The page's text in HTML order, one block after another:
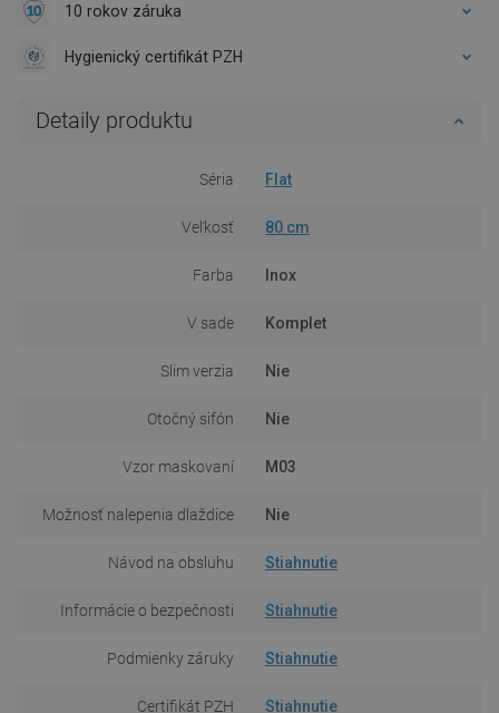
10 rokov záruka
Hygienický certifikát PZH
Detaily produktu
Séria Flat
Veľkosť 80 cm
Farba Inox
V sade Komplet
Slim verzia Nie
Otočný sifón Nie
Vzor maskovaní M03
Možnosť nalepenia dlaždice Nie
Návod na obsluhu Stiahnutie
Informácie o bezpečnosti Stiahnutie
Podmienky záruky Stiahnutie
Certifikát PZH Stiahnutie